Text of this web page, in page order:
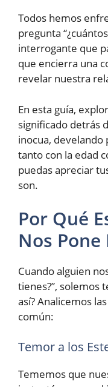
Todos hemos
pregunta
interrogante que
que encierra una
revelar nuestra
En esta guía,
significado detrás
inocua, develando
tanto con la edad
puedas apreciar
son.
Por Qué
Nos
Cuando alguien
tienes?”, solemos
así? Analicemos
común:
Temor a los
Tememos que